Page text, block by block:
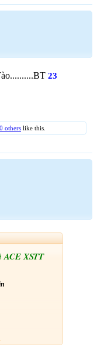
23
others like this.
XSTT
có.